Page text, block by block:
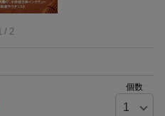
/ 2
個数